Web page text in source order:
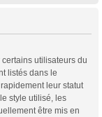
utilisateurs du
listés dans le
leur statut
style utilisé, les
être mis en